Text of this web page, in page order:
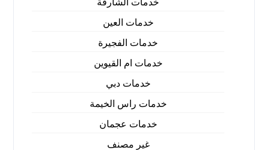
خدمات الشارقة
خدمات العين
خدمات الفجيرة
خدمات ام القيوين
خدمات دبي
خدمات راس الخيمة
خدمات عجمان
غير مصنف